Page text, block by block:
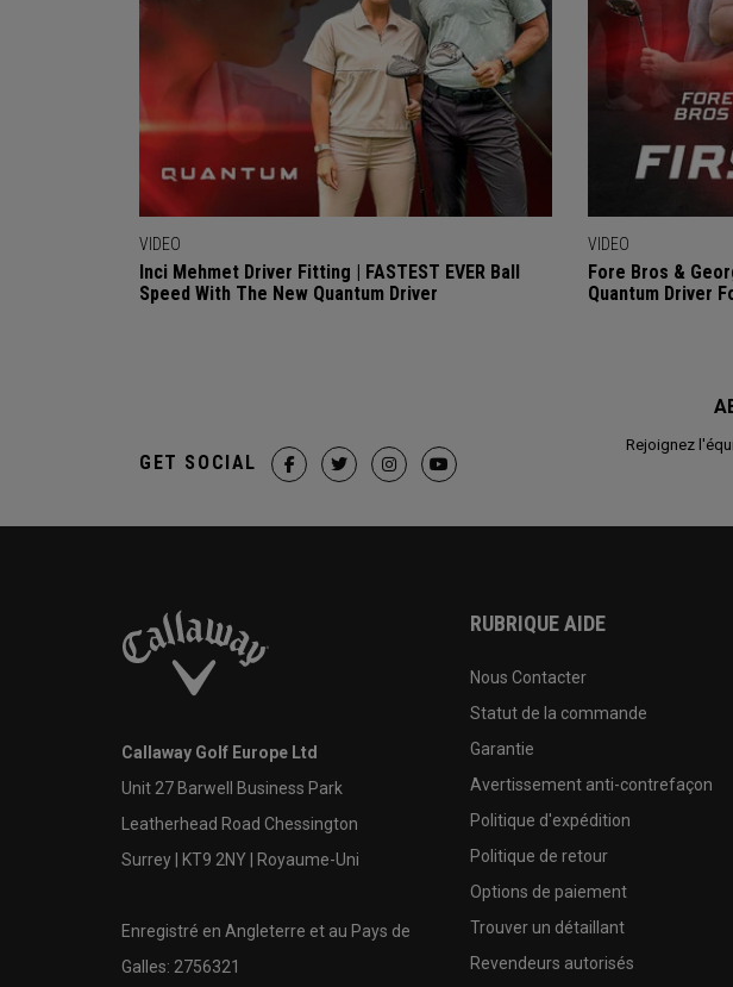
VIDEO
Inci Mehmet Driver Fitting | FASTEST EVER Ball
Speed With The New Quantum Driver
VIDEO
Fore Bros &
Quantum Driver
Rejoignez
GET SOCIAL
Callaway Golf Europe Ltd
Unit 27 Barwell Business Park
Leatherhead Road Chessington
Surrey | KT9 2NY | Royaume-Uni
Enregistré en Angleterre et au Pays de
Galles: 2756321
RUBRIQUE AIDE
Nous Contacter
Statut de la commande
Garantie
Avertissement anti-contrefaçon
Politique d'expédition
Politique de retour
Options de paiement
Trouver un détaillant
Revendeurs autorisés